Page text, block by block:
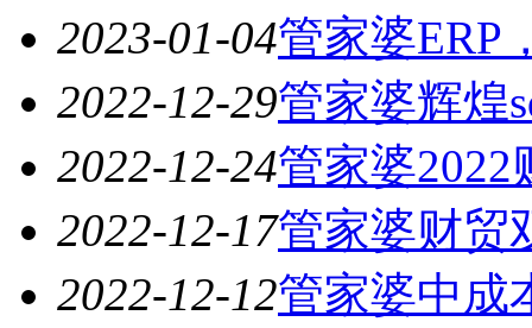
2023-01-04管家婆ERP
2022-12-29管家婆辉煌
2022-12-24管家婆
2022-12-17管家婆财贸
2022-12-12管家婆中成